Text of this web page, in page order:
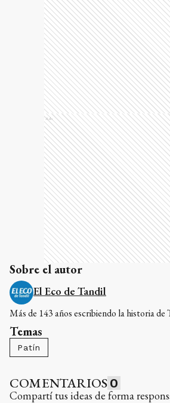
Ads
Sobre el autor
El Eco de Tandil
Más de 143 años escribiendo la historia de
Temas
Patín
COMENTARIOS 0
Compartí tus ideas de forma